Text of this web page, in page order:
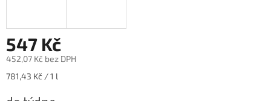
547 Kč
452,07 Kč bez DPH
Měrná
781,43 Kč / 1 l